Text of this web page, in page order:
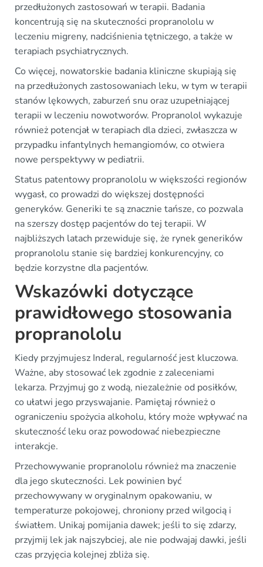
przedłużonych zastosowań w terapii. Badania
koncentrują się na skuteczności propranololu w
leczeniu migreny, nadciśnienia tętniczego, a także w
terapiach psychiatrycznych.
Co więcej, nowatorskie badania kliniczne skupiają się
na przedłużonych zastosowaniach leku, w tym w terapii
stanów lękowych, zaburzeń snu oraz uzupełniającej
terapii w leczeniu nowotworów. Propranolol wykazuje
również potencjał w terapiach dla dzieci, zwłaszcza w
przypadku infantylnych hemangiomów, co otwiera
nowe perspektywy w pediatrii.
Status patentowy propranololu w większości regionów
wygasł, co prowadzi do większej dostępności
generyków. Generiki te są znacznie tańsze, co pozwala
na szerszy dostęp pacjentów do tej terapii. W
najbliższych latach przewiduje się, że rynek generików
propranololu stanie się bardziej konkurencyjny, co
będzie korzystne dla pacjentów.
Wskazówki dotyczące
prawidłowego stosowania
propranololu
Kiedy przyjmujesz Inderal, regularność jest kluczowa.
Ważne, aby stosować lek zgodnie z zaleceniami
lekarza. Przyjmuj go z wodą, niezależnie od posiłków,
co ułatwi jego przyswajanie. Pamiętaj również o
ograniczeniu spożycia alkoholu, który może wpływać na
skuteczność leku oraz powodować niebezpieczne
interakcje.
Przechowywanie propranololu również ma znaczenie
dla jego skuteczności. Lek powinien być
przechowywany w oryginalnym opakowaniu, w
temperaturze pokojowej, chroniony przed wilgocią i
światłem. Unikaj pomijania dawek; jeśli to się zdarzy,
przyjmij lek jak najszybciej, ale nie podwajaj dawki, jeśli
czas przyjęcia kolejnej zbliża się.